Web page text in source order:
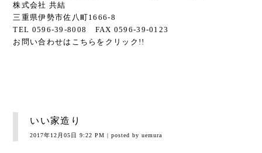
株式会社 共結
三重県伊勢市佐八町1666-8
TEL 0596-39-8008 FAX 0596-39-0123
お問い合わせは こちら をクリック!!
いい家造り
2017年12月05日 9:22 PM | posted by uemura